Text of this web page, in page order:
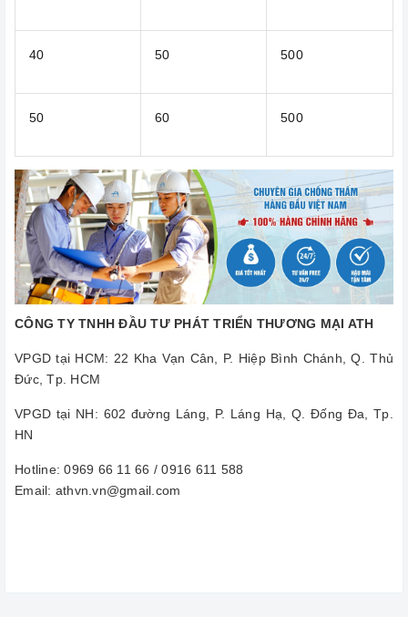
40 50 500
50 60 500
CÔNG TY TNHH ĐẦU TƯ PHÁT TRIỂN THƯƠNG MẠI ATH
VPGD tại HCM: 22 Kha Vạn Cân, P. Hiệp Bình Chánh, Q. Thủ
Đức, Tp. HCM
VPGD tại NH: 602 đường Láng, P. Láng Hạ, Q. Đống Đa, Tp.
HN
Hotline: 0969 66 11 66 / 0916 611 588
Email: athvn.vn@gmail.com